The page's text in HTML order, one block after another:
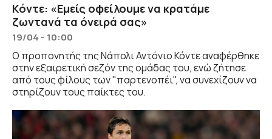
Κόντε: «Εμείς οφείλουμε να κρατάμε
ζωντανά τα όνειρά σας»
19/04 - 10:00
Ο προπονητής της Νάπολι Αντόνιο Κόντε αναφέρθηκε
στην εξαιρετική σεζόν της ομάδας του, ενώ ζήτησε
από τους φίλους των "παρτενοπέι", να συνεχίζουν να
στηρίζουν τους παίκτες του.